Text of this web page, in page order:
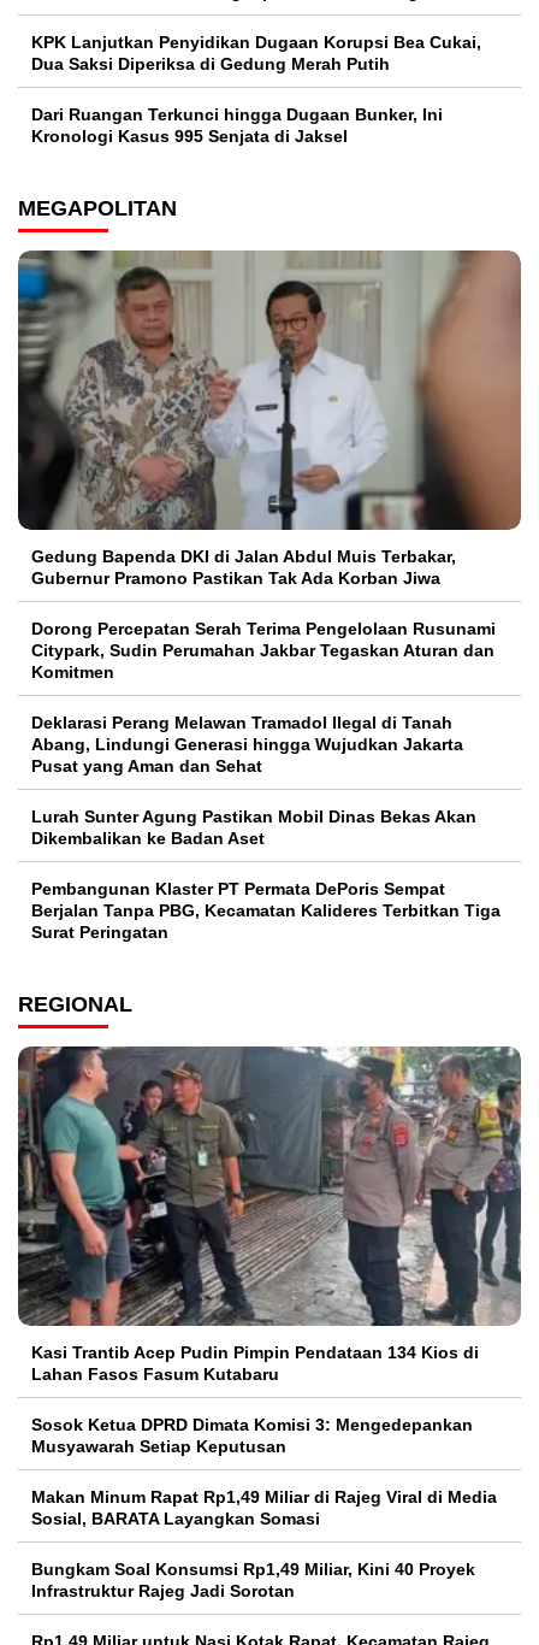
KPK Lanjutkan Penyidikan Dugaan Korupsi Bea Cukai,
Dua Saksi Diperiksa di Gedung Merah Putih
Dari Ruangan Terkunci hingga Dugaan Bunker, Ini
Kronologi Kasus 995 Senjata di Jaksel
MEGAPOLITAN
Gedung Bapenda DKI di Jalan Abdul Muis Terbakar,
Gubernur Pramono Pastikan Tak Ada Korban Jiwa
Dorong Percepatan Serah Terima Pengelolaan Rusunami
Citypark, Sudin Perumahan Jakbar Tegaskan Aturan dan
Komitmen
Deklarasi Perang Melawan Tramadol Ilegal di Tanah
Abang, Lindungi Generasi hingga Wujudkan Jakarta
Pusat yang Aman dan Sehat
Lurah Sunter Agung Pastikan Mobil Dinas Bekas Akan
Dikembalikan ke Badan Aset
Pembangunan Klaster PT Permata DePoris Sempat
Berjalan Tanpa PBG, Kecamatan Kalideres Terbitkan Tiga
Surat Peringatan
REGIONAL
Kasi Trantib Acep Pudin Pimpin Pendataan 134 Kios di
Lahan Fasos Fasum Kutabaru
Sosok Ketua DPRD Dimata Komisi 3: Mengedepankan
Musyawarah Setiap Keputusan
Makan Minum Rapat Rp1,49 Miliar di Rajeg Viral di Media
Sosial, BARATA Layangkan Somasi
Bungkam Soal Konsumsi Rp1,49 Miliar, Kini 40 Proyek
Infrastruktur Rajeg Jadi Sorotan